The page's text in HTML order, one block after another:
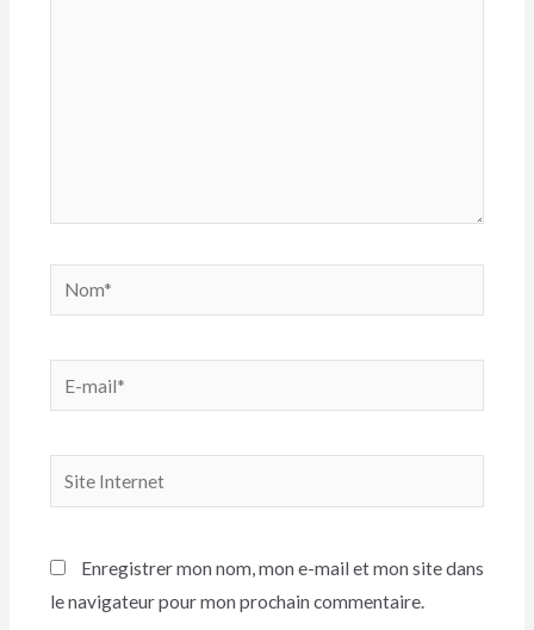
Enregistrer mon nom, mon e-mail et mon site dans
le navigateur pour mon prochain commentaire.